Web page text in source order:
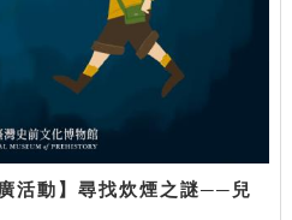
活動】尋找炊煙之謎──兒